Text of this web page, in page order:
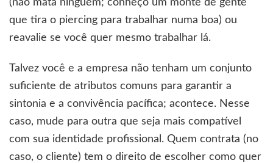
(não mata ninguém; conheço um monte de gente
que tira o piercing para trabalhar numa boa) ou
reavalie se você quer mesmo trabalhar lá.
Talvez você e a empresa não tenham um conjunto
suficiente de atributos comuns para garantir a
sintonia e a convivência pacífica; acontece. Nesse
caso, mude para outra que seja mais compatível
com sua identidade profissional. Quem contrata (no
caso, o cliente) tem o direito de escolher como quer